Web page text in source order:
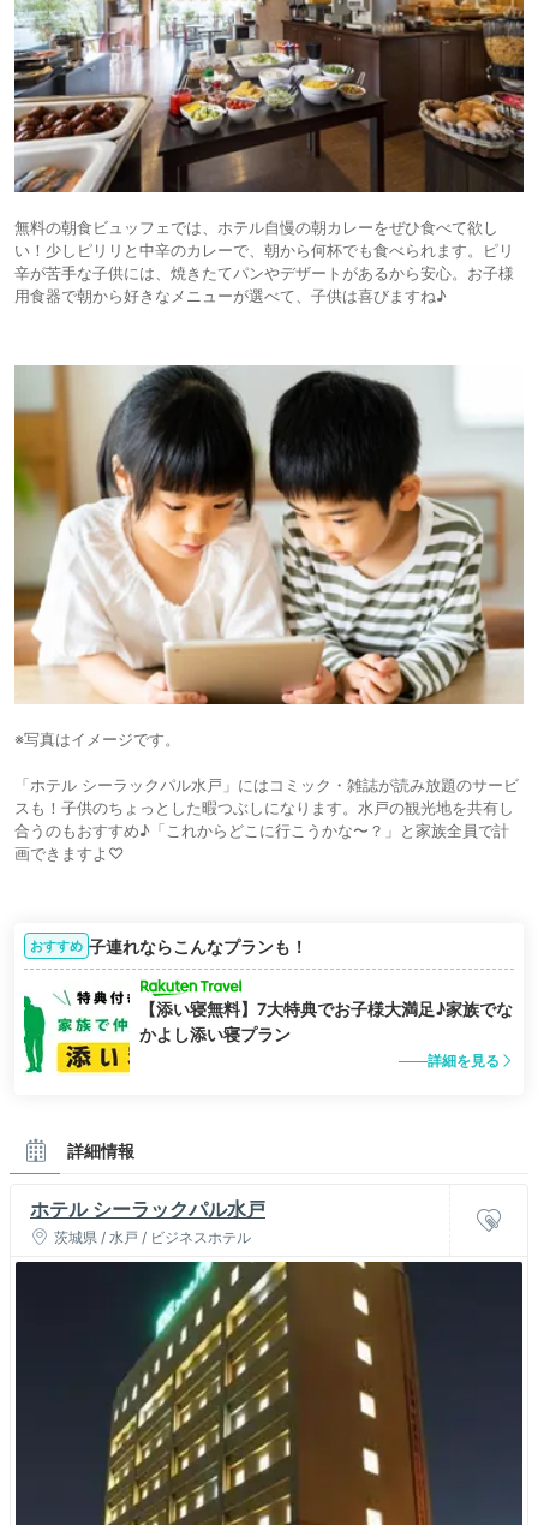
無料の朝食ビュッフェでは、ホテル自慢の朝カレーをぜひ食べて欲し
い！少しピリリと中辛のカレーで、朝から何杯でも食べられます。ピリ
辛が苦手な子供には、焼きたてパンやデザートがあるから安心。お子様
用食器で朝から好きなメニューが選べて、子供は喜びますね♪
※写真はイメージです。
「ホテル シーラックパル水戸」にはコミック・雑誌が読み放題のサービ
スも！子供のちょっとした暇つぶしになります。水戸の観光地を共有し
合うのもおすすめ♪「これからどこに行こうかな〜？」と家族全員で計
画できますよ♡
おすすめ 子連れならこんなプランも！
【添い寝無料】7大特典でお子様大満足♪家族でな
かよし添い寝プラン
詳細を見る
詳細情報
ホテル シーラックパル水戸
茨城県 / 水戸 / ビジネスホテル